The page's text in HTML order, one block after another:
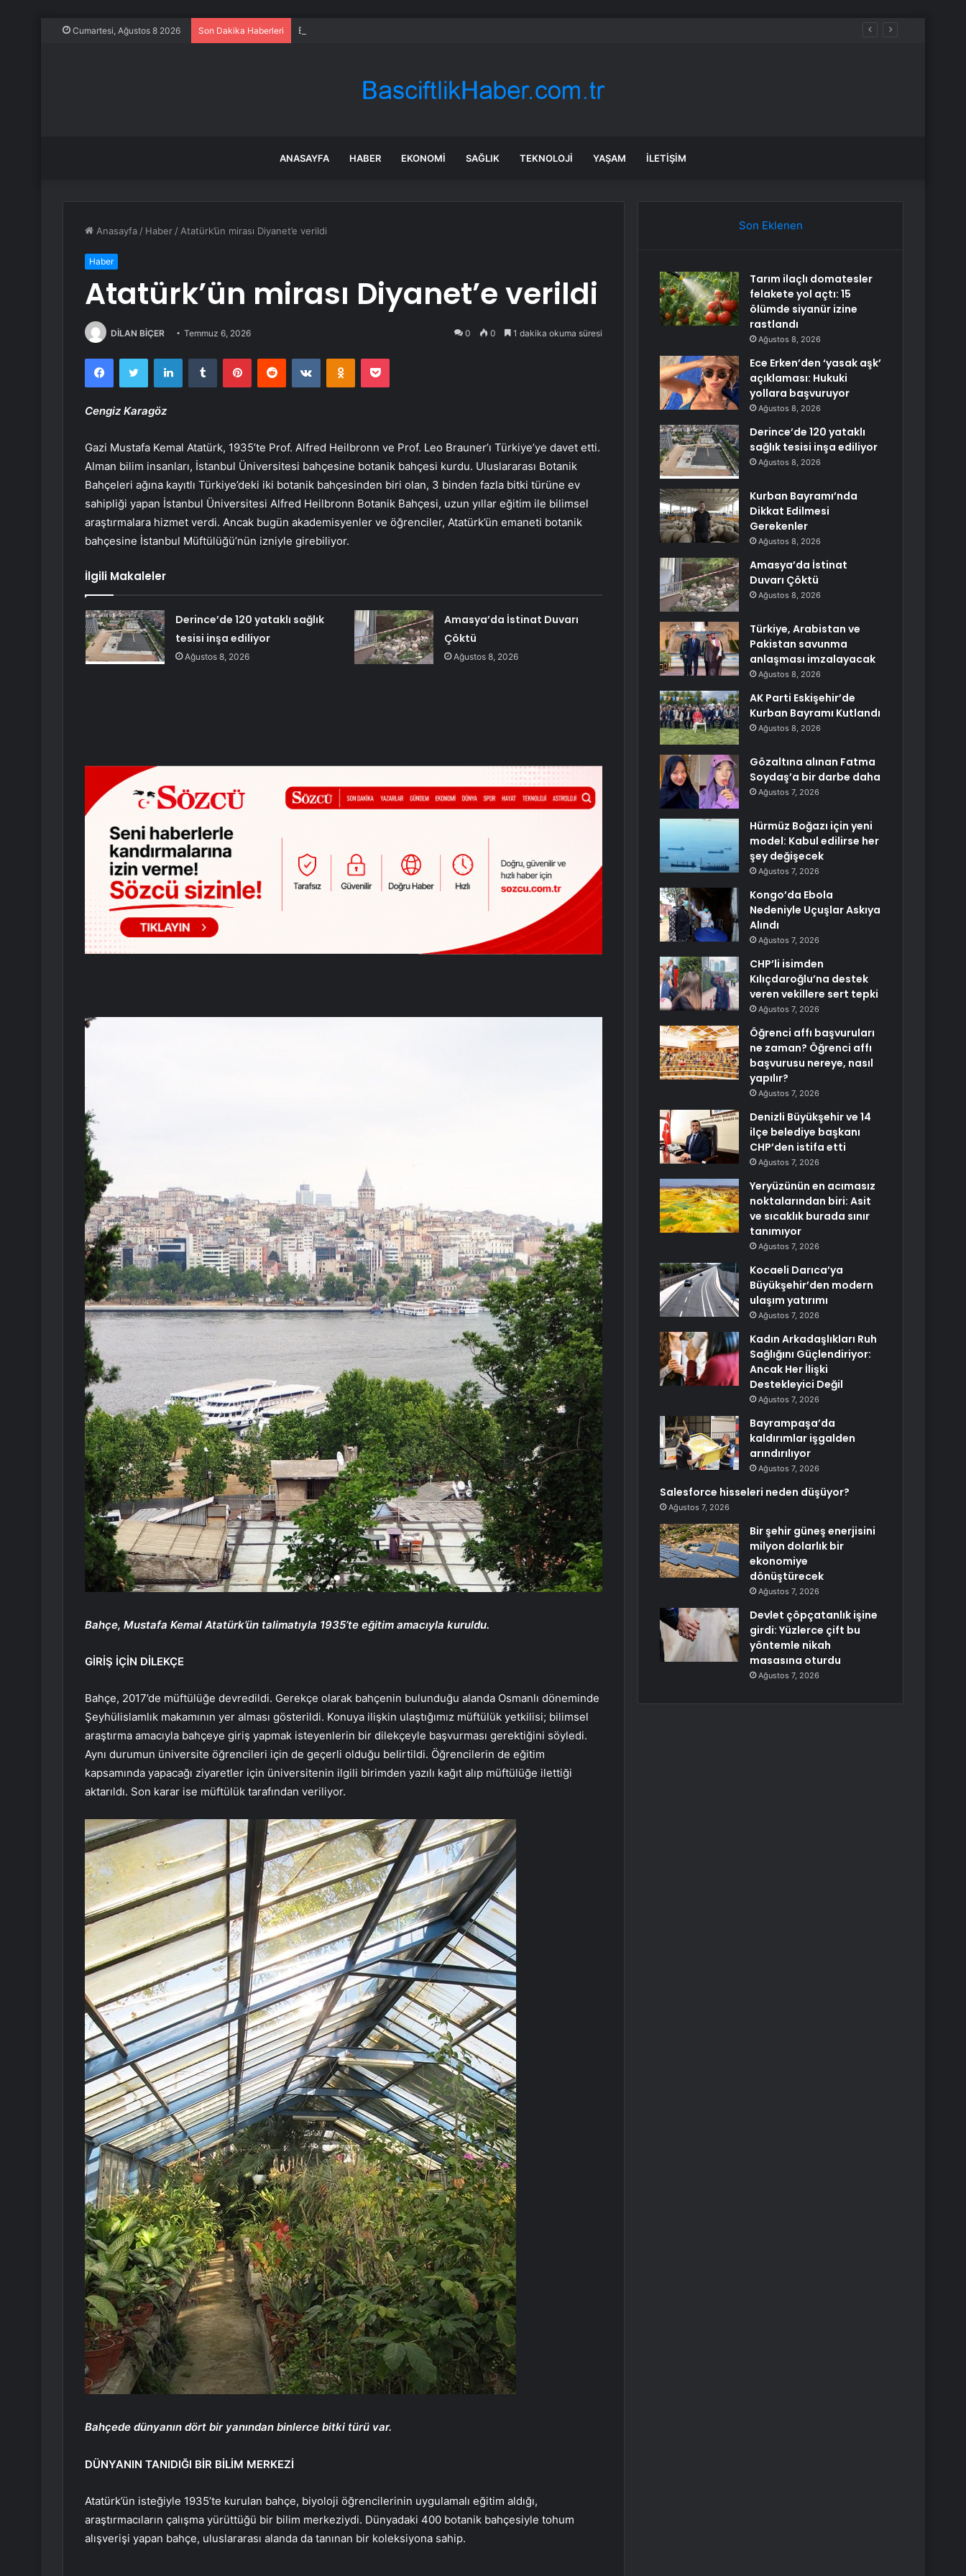
Cumartesi, Ağustos 8 2026 Son Dakika Haberleri Ece Erken’den ‘yasak aşk’ açıklaması: Hukuki yollara başvuruyor
ANASAYFA HABER EKONOMI SAĞLIK TEKNOLOJI YAŞAM İLETIŞIM
Anasayfa / Haber / Atatürk’ün mirası Diyanet’e verildi
Haber
Atatürk’ün mirası Diyanet’e verildi
DİLAN BİÇER Temmuz 6, 2026 0 0 1 dakika okuma süresi
FacebookTwitter LinkedInTumblr PinterestReddit VKontakteOdnoklassniki
Pocket
Cengiz Karagöz
Gazi Mustafa Kemal Atatürk, 1935’te Prof. Alfred Heilbronn ve Prof. Leo Brauner’ı Türkiye’ye davet etti.
Alman bilim insanları, İstanbul Üniversitesi bahçesine botanik bahçesi kurdu. Uluslararası Botanik
Bahçeleri ağına kayıtlı Türkiye’deki iki botanik bahçesinden biri olan, 3 binden fazla bitki türüne ev
sahipliği yapan İstanbul Üniversitesi Alfred Heilbronn Botanik Bahçesi, uzun yıllar eğitim ile bilimsel
araştırmalara hizmet verdi. Ancak bugün akademisyenler ve öğrenciler, Atatürk’ün emaneti botanik
bahçesine İstanbul Müftülüğü’nün izniyle girebiliyor.
İlgili Makaleler
Derince’de 120 yataklı sağlık
tesisi inşa ediliyor
Ağustos 8, 2026
Amasya’da İstinat Duvarı
Çöktü
Ağustos 8, 2026
Bahçe, Mustafa Kemal Atatürk’ün talimatıyla 1935’te eğitim amacıyla kuruldu.
GİRİŞ İÇİN DİLEKÇE
Bahçe, 2017’de müftülüğe devredildi. Gerekçe olarak bahçenin bulunduğu alanda Osmanlı döneminde
Şeyhülislamlık makamının yer alması gösterildi. Konuya ilişkin ulaştığımız müftülük yetkilisi; bilimsel
araştırma amacıyla bahçeye giriş yapmak isteyenlerin bir dilekçeyle başvurması gerektiğini söyledi.
Aynı durumun üniversite öğrencileri için de geçerli olduğu belirtildi. Öğrencilerin de eğitim
kapsamında yapacağı ziyaretler için üniversitenin ilgili birimden yazılı kağıt alıp müftülüğe ilettiği
aktarıldı. Son karar ise müftülük tarafından veriliyor.
Bahçede dünyanın dört bir yanından binlerce bitki türü var.
DÜNYANIN TANIDIĞI BİR BİLİM MERKEZİ
Atatürk’ün isteğiyle 1935’te kurulan bahçe, biyoloji öğrencilerinin uygulamalı eğitim aldığı,
araştırmacıların çalışma yürüttüğü bir bilim merkeziydi. Dünyadaki 400 botanik bahçesiyle tohum
alışverişi yapan bahçe, uluslararası alanda da tanınan bir koleksiyona sahip.
Son Eklenen
Tarım ilaçlı domatesler
felakete yol açtı: 15
ölümde siyanür izine
rastlandı
Ağustos 8, 2026
Ece Erken’den ‘yasak aşk’
açıklaması: Hukuki
yollara başvuruyor
Ağustos 8, 2026
Derince’de 120 yataklı
sağlık tesisi inşa ediliyor
Ağustos 8, 2026
Kurban Bayramı’nda
Dikkat Edilmesi
Gerekenler
Ağustos 8, 2026
Amasya’da İstinat
Duvarı Çöktü
Ağustos 8, 2026
Türkiye, Arabistan ve
Pakistan savunma
anlaşması imzalayacak
Ağustos 8, 2026
AK Parti Eskişehir’de
Kurban Bayramı Kutlandı
Ağustos 8, 2026
Gözaltına alınan Fatma
Soydaş’a bir darbe daha
Ağustos 7, 2026
Hürmüz Boğazı için yeni
model: Kabul edilirse her
şey değişecek
Ağustos 7, 2026
Kongo’da Ebola
Nedeniyle Uçuşlar Askıya
Alındı
Ağustos 7, 2026
CHP’li isimden
Kılıçdaroğlu’na destek
veren vekillere sert tepki
Ağustos 7, 2026
Öğrenci affı başvuruları
ne zaman? Öğrenci affı
başvurusu nereye, nasıl
yapılır?
Ağustos 7, 2026
Denizli Büyükşehir ve 14
ilçe belediye başkanı
CHP’den istifa etti
Ağustos 7, 2026
Yeryüzünün en acımasız
noktalarından biri: Asit
ve sıcaklık burada sınır
tanımıyor
Ağustos 7, 2026
Kocaeli Darıca’ya
Büyükşehir’den modern
ulaşım yatırımı
Ağustos 7, 2026
Kadın Arkadaşlıkları Ruh
Sağlığını Güçlendiriyor:
Ancak Her İlişki
Destekleyici Değil
Ağustos 7, 2026
Bayrampaşa’da
kaldırımlar işgalden
arındırılıyor
Ağustos 7, 2026
Salesforce hisseleri neden düşüyor?
Ağustos 7, 2026
Bir şehir güneş enerjisini
milyon dolarlık bir
ekonomiye
dönüştürecek
Ağustos 7, 2026
Devlet çöpçatanlık işine
girdi: Yüzlerce çift bu
yöntemle nikah
masasına oturdu
Ağustos 7, 2026